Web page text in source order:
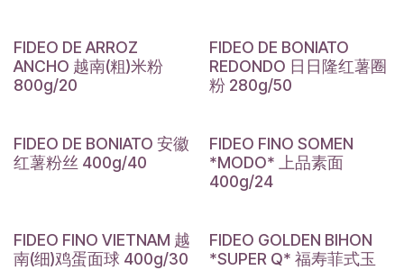
FIDEO DE ARROZ
ANCHO 越南(粗)米粉
800g/20
FIDEO DE BONIATO
REDONDO 日日隆红薯圈
粉 280g/50
FIDEO DE BONIATO 安徽
红薯粉丝 400g/40
FIDEO FINO SOMEN
*MODO* 上品素面
400g/24
FIDEO FINO VIETNAM 越
南(细)鸡蛋面球 400g/30
FIDEO GOLDEN BIHON
*SUPER Q* 福寿菲式玉